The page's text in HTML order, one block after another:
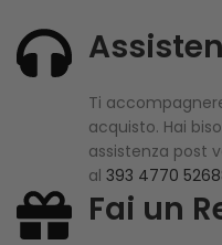
Ti
acquisto. Hai
assistenza post
al 393 4770
Fai un